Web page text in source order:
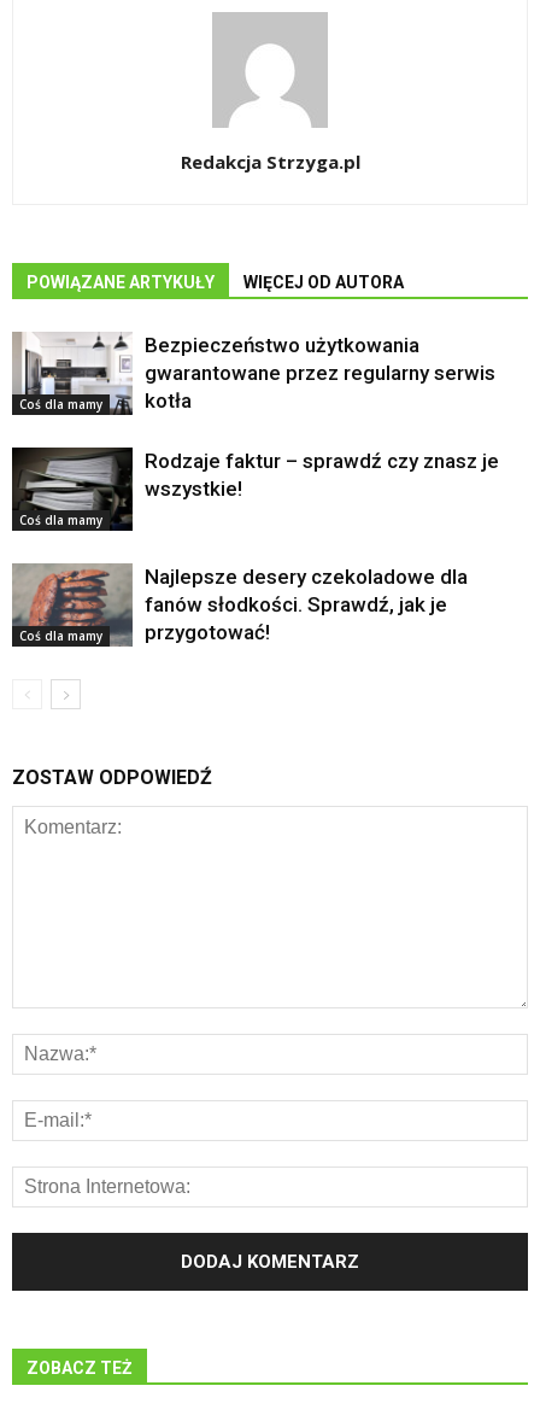
Redakcja Strzyga.pl
POWIĄZANE ARTYKUŁY WIĘCEJ OD AUTORA
Coś dla mamy
Bezpieczeństwo użytkowania
gwarantowane przez regularny serwis
kotła
Coś dla mamy
Rodzaje faktur – sprawdź czy znasz je
wszystkie!
Coś dla mamy
Najlepsze desery czekoladowe dla
fanów słodkości. Sprawdź, jak je
przygotować!
ZOSTAW ODPOWIEDŹ
ZOBACZ TEŻ